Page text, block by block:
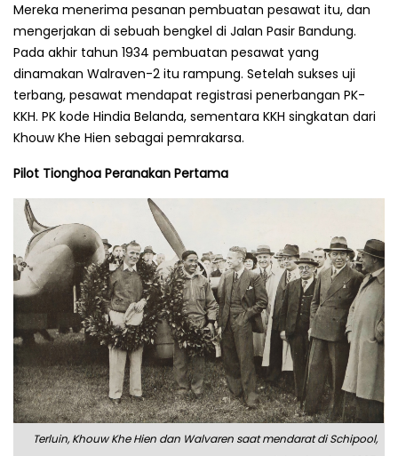
Mereka menerima pesanan pembuatan pesawat itu, dan
mengerjakan di sebuah bengkel di Jalan Pasir Bandung.
Pada akhir tahun 1934 pembuatan pesawat yang
dinamakan Walraven-2 itu rampung. Setelah sukses uji
terbang, pesawat mendapat registrasi penerbangan PK-
KKH. PK kode Hindia Belanda, sementara KKH singkatan dari
Khouw Khe Hien sebagai pemrakarsa.
Pilot Tionghoa Peranakan Pertama
Terluin, Khouw Khe Hien dan Walvaren saat mendarat di Schipool,